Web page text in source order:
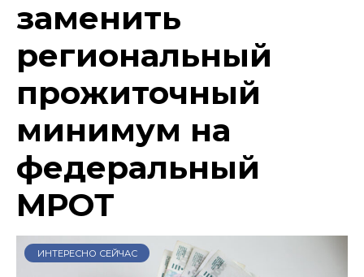
заменить
региональный
прожиточный
минимум на
федеральный
МРОТ
ИНТЕРЕСНО СЕЙЧАС